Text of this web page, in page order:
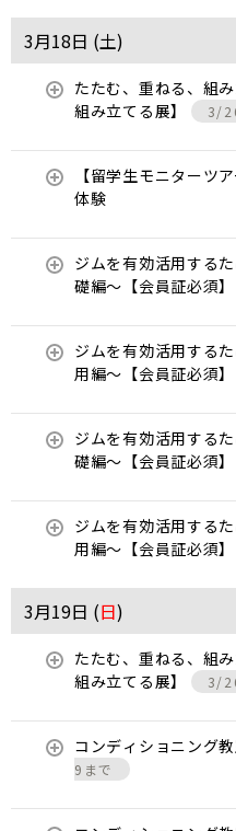
3月18日 (土)
たたむ、重ねる、組
組み立てる展】
3/
【留学生モニターツ
体験
ジムを有効活用する
礎編〜【会員証必須】
ジムを有効活用する
用編〜【会員証必須】
ジムを有効活用する
礎編〜【会員証必須】
ジムを有効活用する
用編〜【会員証必須】
3月19日 (日)
たたむ、重ねる、組
組み立てる展】
3/
コンディショニング
9まで